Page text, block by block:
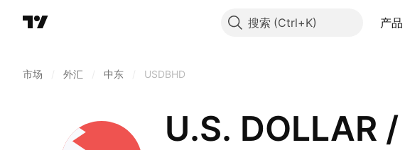
搜索 产品
市场 外汇 中东 USDBHD
U.S. DOLLAR